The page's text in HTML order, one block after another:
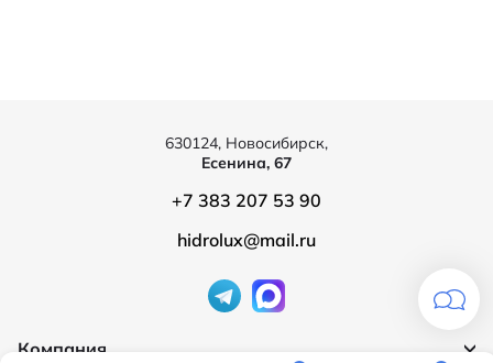
Компания
630124, Новосибирск,
Есенина, 67
+7 383 207 53 90
hidrolux@mail.ru